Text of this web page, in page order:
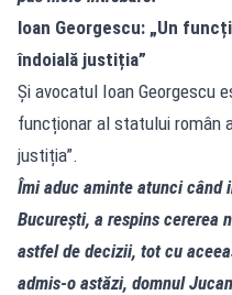
Ioan Georgescu: „Un
îndoială justiția”
Și avocatul Ioan Georgescu
funcționar al statului român
justiția”.
Îmi aduc aminte atunci când
București, a respins cererea
astfel de decizii, tot cu
admis‑o astăzi, domnul